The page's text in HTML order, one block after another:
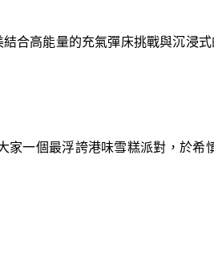
合高能量的充氣彈床挑戰與沉浸
一個最浮誇港味雪糕派對，於